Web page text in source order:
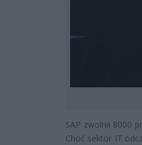
SAP zwolnił 8000
Choć sektor IT